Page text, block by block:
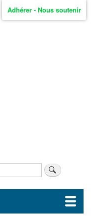
Adhérer - Nous soutenir